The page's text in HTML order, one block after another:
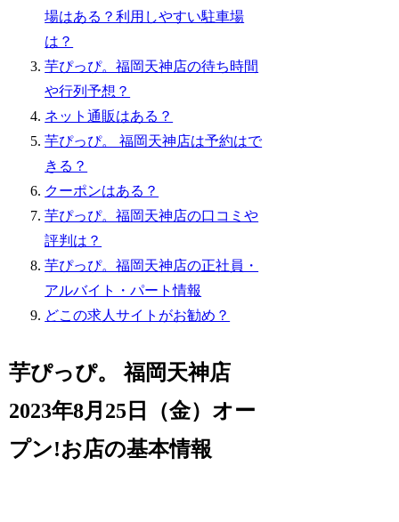
場はある？利用しやすい駐車場
は？
芋ぴっぴ。福岡天神店の待ち時間
や行列予想？
ネット通販はある？
芋ぴっぴ。 福岡天神店は予約はで
きる？
クーポンはある？
芋ぴっぴ。福岡天神店の口コミや
評判は？
芋ぴっぴ。福岡天神店の正社員・
アルバイト・パート情報
どこの求人サイトがお勧め？
芋ぴっぴ。 福岡天神店
2023年8月25日（金）オー
プン!お店の基本情報